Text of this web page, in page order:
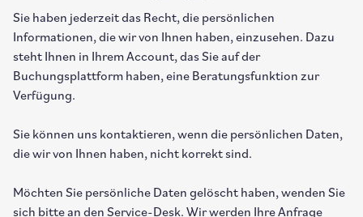
Sie haben jederzeit das Recht, die persönlichen
Informationen, die wir von Ihnen haben, einzusehen. Dazu
steht Ihnen in Ihrem Account, das Sie auf der
Buchungsplattform haben, eine Beratungsfunktion zur
Verfügung.
Sie können uns kontaktieren, wenn die persönlichen Daten,
die wir von Ihnen haben, nicht korrekt sind.
Möchten Sie persönliche Daten gelöscht haben, wenden Sie
sich bitte an den Service-Desk. Wir werden Ihre Anfrage